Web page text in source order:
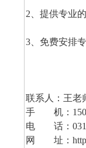
2、提供专业
3、免费安排
联系人：
手 机：
电 话：
网 址：